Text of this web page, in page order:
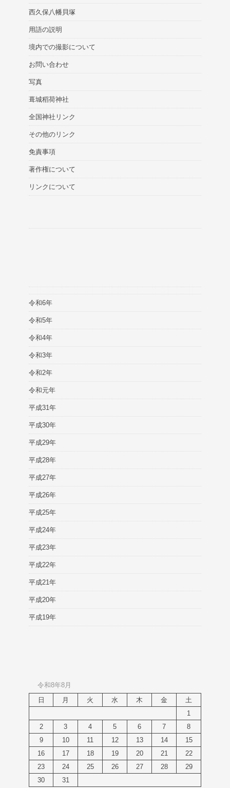
西久保八幡貝塚
用語の説明
境内での撮影について
お問い合わせ
写真
葺城稻荷神社
全国神社リンク
その他のリンク
免責事項
著作権について
リンクについて
令和6年
令和5年
令和4年
令和3年
令和2年
令和元年
平成31年
平成30年
平成29年
平成28年
平成27年
平成26年
平成25年
平成24年
平成23年
平成22年
平成21年
平成20年
平成19年
令和8年8月
日
月 火 水 木 金
土
1
2
3 4 5 6 7
8
9
10 11 12 13 14
15
16
17 18 19 20 21
22
23
24 25 26 27 28
29
30
31